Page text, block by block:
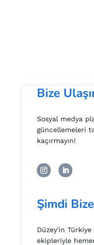
Bize
Sosyal medya
güncellemeleri
kaçırmayın!
Şimdi
Düzey'in
ekipleriyle